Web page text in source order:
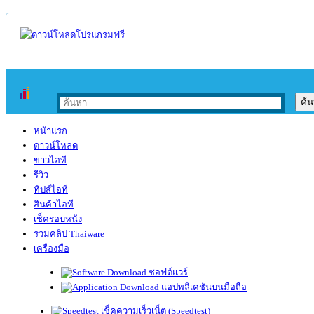
หน้าแรก
ดาวน์โหลด
ข่าวไอที
รีวิว
ทิปส์ไอที
สินค้าไอที
เช็ครอบหนัง
รวมคลิป Thaiware
เครื่องมือ
ซอฟต์แวร์
แอปพลิเคชันบนมือถือ
เช็คความเร็วเน็ต (Speedtest)